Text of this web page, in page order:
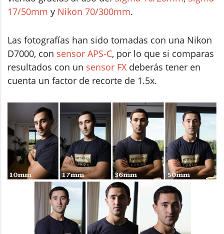
17/50mm y Nikon 70/300mm.
Las fotografías han sido tomadas con una Nikon
D7000, con sensor APS-C, por lo que si comparas
resultados con un sensor FX deberás tener en
cuenta un factor de recorte de 1.5x.